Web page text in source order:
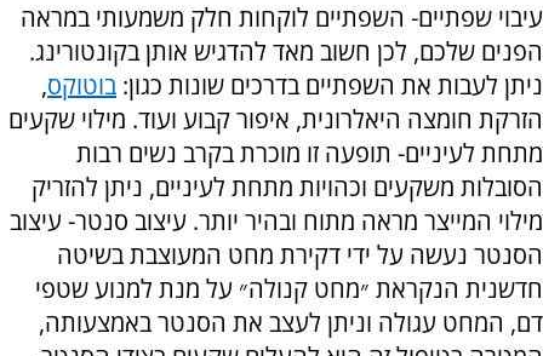
עיבוי שפתיים- השפתיים לוקחות חלק משמעותי במראה
הפנים שלכם, לכן חשוב מאד להדגיש אותן בקונטורינג.
ניתן לעבות את השפתיים בדרכים שונות כגון: בוטוקס,
הזרקת חומצה היאלרונית, איפור קבוע ועוד. מילוי שקעים
מתחת לעיניים- תופעה זו מוכרת בקרב נשים רבות
הסובלות משקעים וכהויות מתחת לעיניים, ניתן להזריק
מילוי המייצר מראה מתוח ובהיר יותר. עיצוב סנטר- עיצוב
הסנטר נעשה על ידי דקירת מחט המעוצבת בשיטה
חדשנית הנקראת ״מחט קנולה״ על מנת למנוע שטפי
דם, המחט עגולה וניתן לעצב את הסנטר באמצעותה,